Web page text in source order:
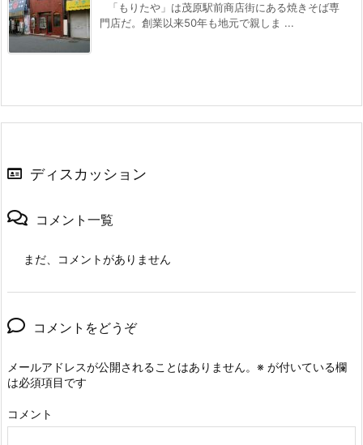
「もりたや」は茂原駅前商店街にある焼きそば専
門店だ。創業以来50年も地元で親しま ...
ディスカッション
コメント一覧
まだ、コメントがありません
コメントをどうぞ
メールアドレスが公開されることはありません。 ※ が付いている欄
は必須項目です
コメント